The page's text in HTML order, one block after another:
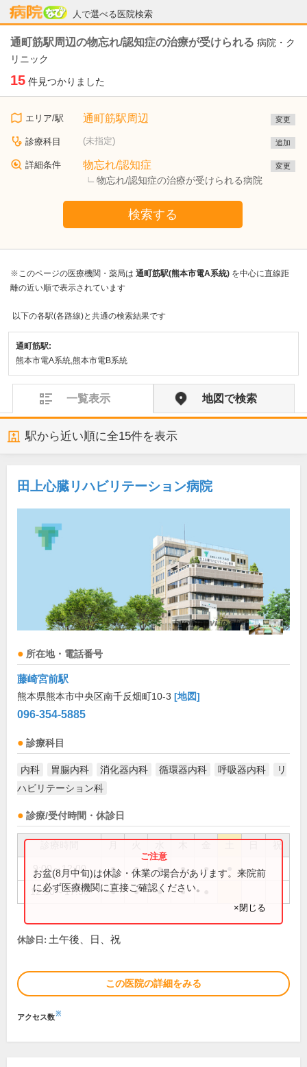
人で選べる医院検索
病院なび
通町筋駅周辺の物忘れ/認知症の治療が受けられる 病院・ク
リニック
15 件見つかりました
エリア/駅 通町筋駅周辺 変更
診療科目 (未指定) 追加
詳細条件 物忘れ/認知症
物忘れ/認知症の治療が受けられる病院
変更
検索する
※このページの医療機関・薬局は 通町筋駅(熊本市電A系統) を中心に直線距
離の近い順で表示されています
以下の各駅(各路線)と共通の検索結果です
通町筋駅:
熊本市電A系統,熊本市電B系統
一覧表示 地図で検索
駅から近い順に全15件を表示
田上心臓リハビリテーション病院
所在地・電話番号
藤崎宮前駅
熊本県熊本市中央区南千反畑町10-3 [地図]
096-354-5885
診療科目
内科 胃腸内科 消化器内科 循環器内科 呼吸器内科
リ
ハビリテーション科
診療/受付時間・休診日
祝
9:00～12:00 ● ● ● ● ●
12:30～17:30 ● ● ● ●
お盆(8月中旬)は休診・休業の場合があります。来院前
に必ず医療機関に直接ご確認ください。
×閉じる
休診日: 土午後、日、祝
この医院の詳細をみる
アクセス数※